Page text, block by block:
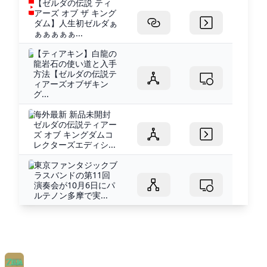
【ゼルダの伝説 ティ
アーズ オブ ザ キング
ダム】人生初ゼルダぁ
ぁぁぁぁぁ...
【ティアキン】白龍の
龍岩石の使い道と入手
方法【ゼルダの伝説テ
ィアーズオブザキン
グ...
海外最新 新品未開封
ゼルダの伝説ティアー
ズ オブ キングダムコ
レクターズエディシ...
東京ファンタジックブ
ラスバンドの第11回
演奏会が10月6日にパ
ルテノン多摩で実...